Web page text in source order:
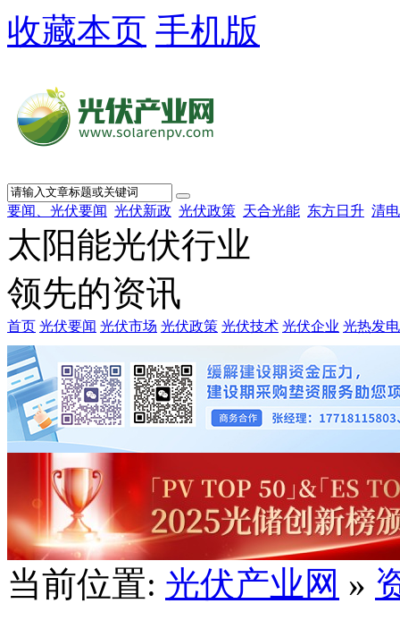
收藏本页 手机版
要闻、光伏要闻 光伏新政 光伏政策 天合光能 东方日升 清
太阳能光伏行业
领先的资讯
首页 光伏要闻 光伏市场 光伏政策 光伏技术 光伏企业 光热发电
当前位置: 光伏产业网 »